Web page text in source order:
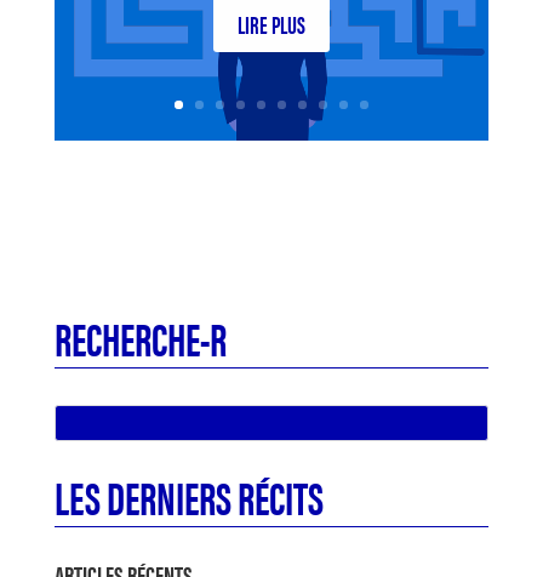
LIRE PLUS
RECHERCHE-R
LES DERNIERS RÉCITS